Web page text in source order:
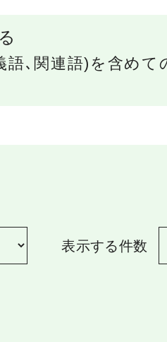
､関連語)を含めて
表示する件数